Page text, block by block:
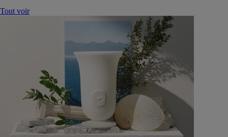
Tout voir